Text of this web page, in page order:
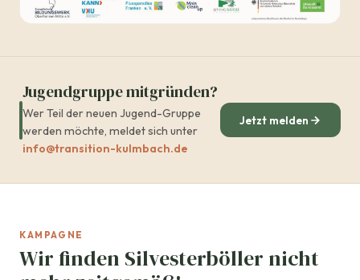
Jugendgruppe mitgründen?
Wer Teil der neuen Jugend-Gruppe
werden möchte, meldet sich unter
info@transition-kulmbach.de
Jetzt melden
KAMPAGNE
Wir finden Silvesterböller nicht